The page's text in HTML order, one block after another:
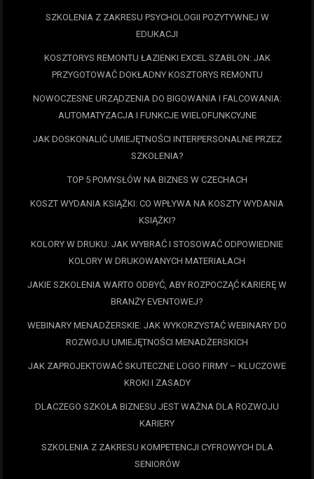
SZKOLENIA Z ZAKRESU PSYCHOLOGII POZYTYWNEJ W
EDUKACJI
KOSZTORYS REMONTU ŁAZIENKI EXCEL SZABLON: JAK
PRZYGOTOWAĆ DOKŁADNY KOSZTORYS REMONTU
NOWOCZESNE URZĄDZENIA DO BIGOWANIA I FALCOWANIA:
AUTOMATYZACJA I FUNKCJE WIELOFUNKCYJNE
JAK DOSKONALIĆ UMIEJĘTNOŚCI INTERPERSONALNE PRZEZ
SZKOLENIA?
TOP 5 POMYSŁÓW NA BIZNES W CZECHACH
KOSZT WYDANIA KSIĄŻKI: CO WPŁYWA NA KOSZTY WYDANIA
KSIĄŻKI?
KOLORY W DRUKU: JAK WYBRAĆ I STOSOWAĆ ODPOWIEDNIE
KOLORY W DRUKOWANYCH MATERIAŁACH
JAKIE SZKOLENIA WARTO ODBYĆ, ABY ROZPOCZĄĆ KARIERĘ W
BRANŻY EVENTOWEJ?
WEBINARY MENADŻERSKIE: JAK WYKORZYSTAĆ WEBINARY DO
ROZWOJU UMIEJĘTNOŚCI MENADŻERSKICH
JAK ZAPROJEKTOWAĆ SKUTECZNE LOGO FIRMY – KLUCZOWE
KROKI I ZASADY
DLACZEGO SZKOŁA BIZNESU JEST WAŻNA DLA ROZWOJU
KARIERY
SZKOLENIA Z ZAKRESU KOMPETENCJI CYFROWYCH DLA
SENIORÓW